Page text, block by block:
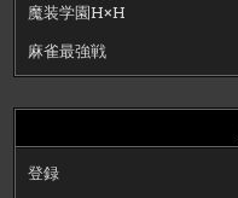
魔装学園H×H
麻雀最強戦
登録